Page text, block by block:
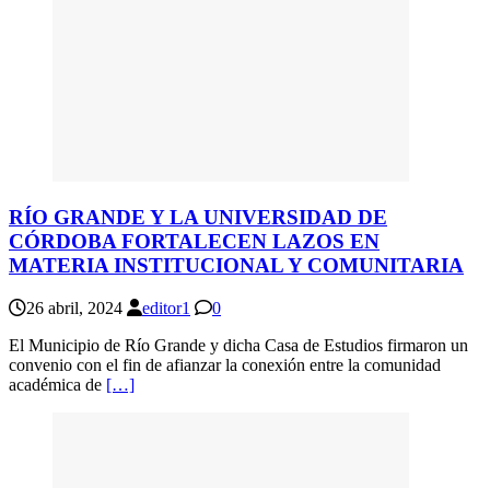
RÍO GRANDE Y LA UNIVERSIDAD DE
CÓRDOBA FORTALECEN LAZOS EN
MATERIA INSTITUCIONAL Y COMUNITARIA
26 abril, 2024 editor1
0
El Municipio de Río Grande y dicha Casa de Estudios firmaron un
convenio con el fin de afianzar la conexión entre la comunidad
académica de […]